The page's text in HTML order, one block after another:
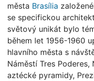
města Brasília
se specifickou
světový unikát bylo
během let 1956-1960
hlavního města s
Náměstí Tres
aztécké pyramidy,